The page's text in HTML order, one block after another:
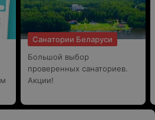
Санатории Беларуси
Большой выбор
проверенных санаториев.
Акции!